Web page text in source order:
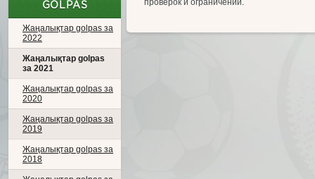
GOLPAS
Жаңалықтар golpas за
2022
Жаңалықтар golpas
за 2021
Жаңалықтар golpas за
2020
Жаңалықтар golpas за
2019
Жаңалықтар golpas за
2018
проверок и ограничений.